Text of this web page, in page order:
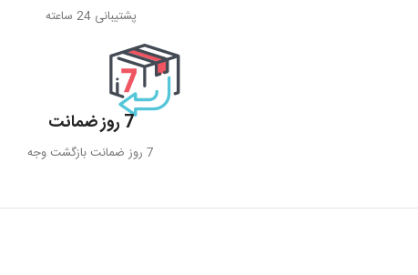
پشتیبانی 24 ساعته
7 روز ضمانت
7 روز ضمانت بازگشت وجه